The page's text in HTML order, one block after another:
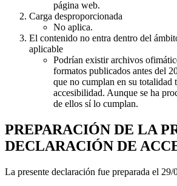
página web.
Carga desproporcionada
No aplica.
El contenido no entra dentro del
aplicable
Podrían existir archivos
formatos publicados antes del
que no cumplan en su totalidad
accesibilidad. Aunque se ha
de ellos sí lo cumplan.
PREPARACIÓN DE LA
DECLARACIÓN DE
La presente declaración fue preparada el 29/